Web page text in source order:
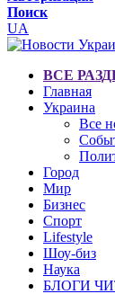
Поиск
UA
ВСЕ
Главная
Украина
Все
Город
Мир
Бизнес
Спорт
Lifestyle
Шоу-биз
Наука
БЛОГИ